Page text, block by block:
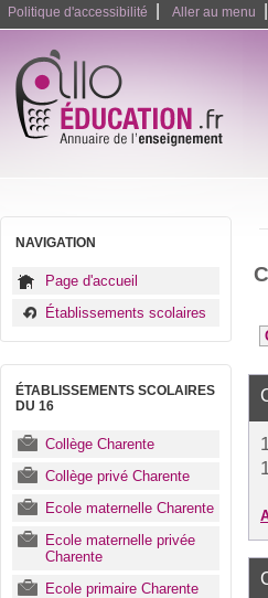
Politique d'accessibilité Aller au menu
NAVIGATION
Page d'accueil
Établissements scolaires
ÉTABLISSEMENTS SCOLAIRES
DU 16
Collège Charente
Collège privé Charente
Ecole maternelle Charente
Ecole maternelle privée
Charente
Ecole primaire Charente